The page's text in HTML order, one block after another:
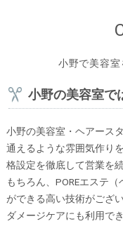
小野で美容
小野の美容室で
小野の美容室・ヘアース
通えるような雰囲気作り
格設定を徹底して営業を
もちろん、POREエステ
ができる高い技術がござ
ダメージケアにも利用でき